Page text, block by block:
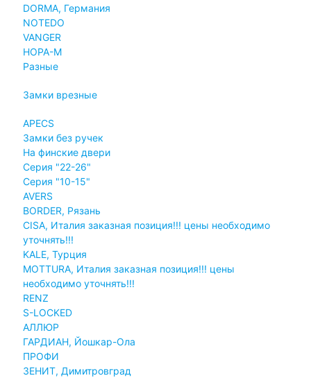
DORMA, Германия
NOTEDO
VANGER
НОРА-М
Разные
Замки врезные
APECS
Замки без ручек
На финские двери
Серия "22-26"
Серия "10-15"
AVERS
BORDER, Рязань
CISA, Италия заказная позиция!!! цены необходимо
уточнять!!!
KALE, Турция
MOTTURA, Италия заказная позиция!!! цены
необходимо уточнять!!!
RENZ
S-LOCKED
АЛЛЮР
ГАРДИАН, Йошкар-Ола
ПРОФИ
ЗЕНИТ, Димитровград